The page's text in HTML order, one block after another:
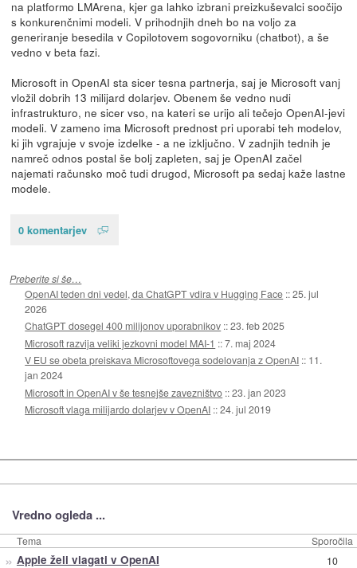
na platformo LMArena, kjer ga lahko izbrani preizkuševalci soočijo
s konkurenčnimi modeli. V prihodnjih dneh bo na voljo za
generiranje besedila v Copilotovem sogovorniku (chatbot), a še
vedno v beta fazi.
Microsoft in OpenAI sta sicer tesna partnerja, saj je Microsoft vanj
vložil dobrih 13 milijard dolarjev. Obenem še vedno nudi
infrastrukturo, ne sicer vso, na kateri se urijo ali tečejo OpenAI-jevi
modeli. V zameno ima Microsoft prednost pri uporabi teh modelov,
ki jih vgrajuje v svoje izdelke - a ne izključno. V zadnjih tednih je
namreč odnos postal še bolj zapleten, saj je OpenAI začel
najemati računsko moč tudi drugod, Microsoft pa sedaj kaže lastne
modele.
0 komentarjev
Preberite si še…
OpenAI teden dni vedel, da ChatGPT vdira v Hugging Face ::25. jul
2026
ChatGPT dosegel 400 milijonov uporabnikov ::23. feb 2025
Microsoft razvija veliki jezkovni model MAI-1 ::7. maj 2024
V EU se obeta preiskava Microsoftovega sodelovanja z OpenAI :: 11.
jan 2024
Microsoft in OpenAI v še tesnejše zavezništvo ::23. jan 2023
Microsoft vlaga milijardo dolarjev v OpenAI ::24. jul 2019
Vredno ogleda ...
Tema Sporočila
» Apple želi vlagati v OpenAI 10